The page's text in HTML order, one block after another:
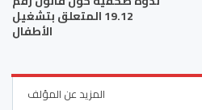
19.12 المتعلق بتشغيل
الأطفال‎
المزيد عن المؤلف